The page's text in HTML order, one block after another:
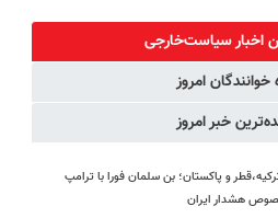
◗پرسش‌نامه◖
اخبار سیاست‌خارجی
خوانندگان امروز
خبر امروز
و پاکستان؛ بن سلمان فورا با ترامپ
هشدار ایران